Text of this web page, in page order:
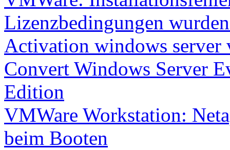
Lizenzbedingungen
Activation windows server
Convert Windows Server
Edition
VMWare Workstation:
beim Booten